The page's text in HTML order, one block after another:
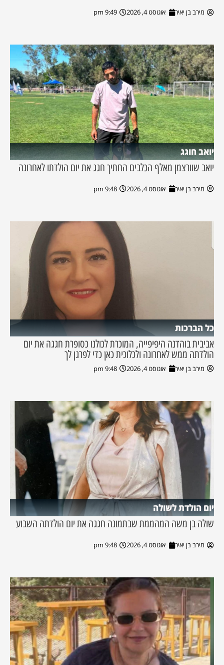
מירב בן יאיר אוגוסט 4, 2026 9:49 pm
יואב חוגג
יואב שוורצמן מאלף הכלבים החתיך חגג את יום הולדתו לאחרונה
מירב בן יאיר אוגוסט 4, 2026 9:48 pm
כל הברכות
אביבית בוהדנה היפיפייה, המוכרת לכולנו כסופרת חגגה את יום
הולדתה ממש לאחרונה ולכלוכית כאן כדי לפרגן לך
מירב בן יאיר אוגוסט 4, 2026 9:48 pm
יום הולדת לשולה
שולה בן משה המהממת שבתמונה חגגה את יום הולדתה השבוע
מירב בן יאיר אוגוסט 4, 2026 9:48 pm